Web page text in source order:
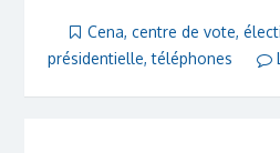
Cena, centre de vote,
présidentielle,téléphones